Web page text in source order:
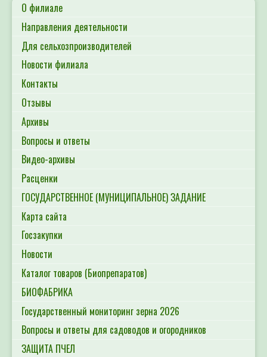
О филиале
Направления деятельности
Для сельхозпроизводителей
Новости филиала
Контакты
Отзывы
Архивы
Вопросы и ответы
Видео-архивы
Расценки
ГОСУДАРСТВЕННОЕ (МУНИЦИПАЛЬНОЕ) ЗАДАНИЕ
Карта сайта
Госзакупки
Новости
Каталог товаров (Биопрепаратов)
БИОФАБРИКА
Государственный мониторинг зерна 2026
Вопросы и ответы для садоводов и огородников
ЗАЩИТА ПЧЕЛ